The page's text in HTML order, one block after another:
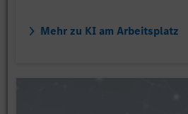
Mehr zu KI am Arbeitsplatz